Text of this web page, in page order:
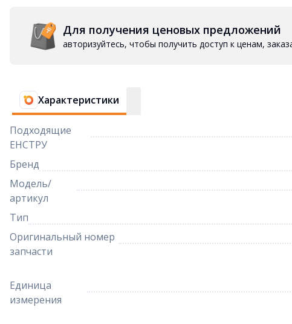
Для получения ценовых предложений
авторизуйтесь, чтобы получить доступ к ценам,
Характеристики
Подходящие
ЕНСТРУ
Бренд
Модель/
артикул
Тип
Оригинальный номер
запчасти
Единица
измерения